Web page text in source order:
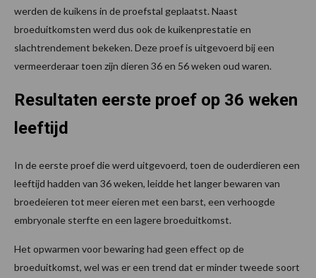
werden de kuikens in de proefstal geplaatst. Naast
broeduitkomsten werd dus ook de kuikenprestatie en
slachtrendement bekeken. Deze proef is uitgevoerd bij een
vermeerderaar toen zijn dieren 36 en 56 weken oud waren.
Resultaten eerste proef op 36 weken
leeftijd
In de eerste proef die werd uitgevoerd, toen de ouderdieren een
leeftijd hadden van 36 weken, leidde het langer bewaren van
broedeieren tot meer eieren met een barst, een verhoogde
embryonale sterfte en een lagere broeduitkomst.
Het opwarmen voor bewaring had geen effect op de
broeduitkomst, wel was er een trend dat er minder tweede soort